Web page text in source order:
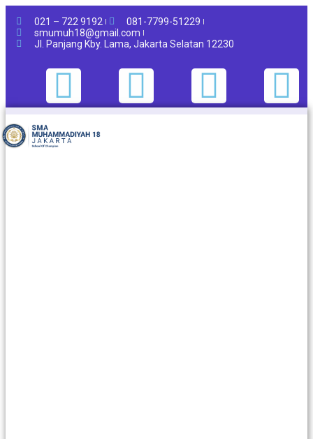
021 – 722 9192
081-7799-51229
smumuh18@gmail.com
Jl. Panjang Kby. Lama, Jakarta Selatan 12230